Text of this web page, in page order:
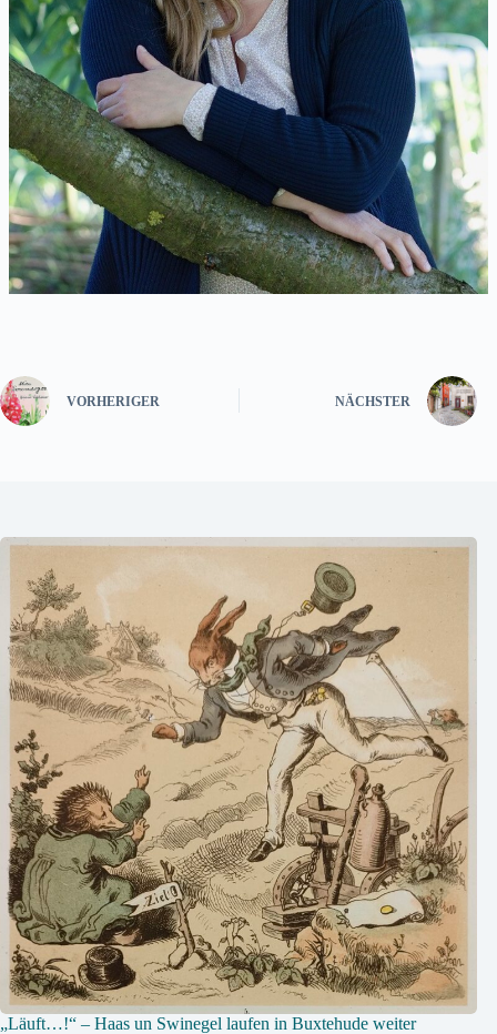
VORHERIGER NÄCHSTER
„Läuft…!“ – Haas un Swinegel laufen in Buxtehude weiter